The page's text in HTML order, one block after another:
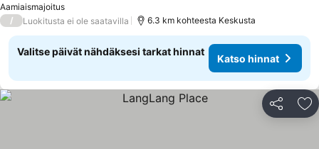
Aamiaismajoitus
/ Luokitusta ei ole saatavilla 6.3 km kohteesta Keskusta
Valitse päivät nähdäksesi tarkat hinnat
Katso hinnat
Jaa